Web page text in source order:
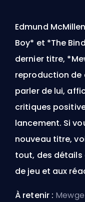
Edmund
Boy* et *The
dernier titre,
reproduction de
parler de lui,
critiques
lancement. Si
nouveau titre,
tout, des détails
de jeu et aux
À retenir :